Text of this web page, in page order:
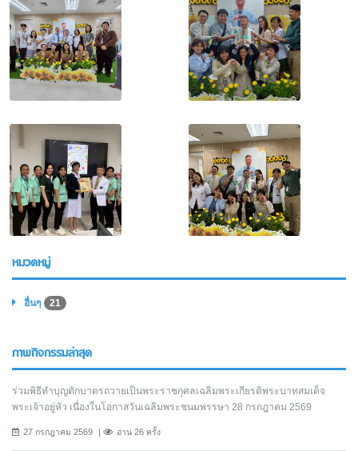
หมวดหมู่
อื่นๆ 21
ภาพกิจกรรมล่าสุด
ร่วมพิธีทำบุญตักบาตรถวายเป็นพระราชกุศลเฉลิมพระเกียรติพระบาทสมเด็จ
พระเจ้าอยู่หัว เนื่องในโอกาสวันเฉลิมพระชนมพรรษา 28 กรกฎาคม 2569
27 กรกฎาคม 2569 อ่าน 26 ครั้ง